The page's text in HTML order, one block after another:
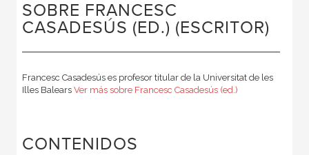
SOBRE FRANCESC
CASADESÚS (ED.) (ESCRITOR)
Francesc Casadesús es profesor ti­tular de la Universitat de les
Illes Balears Ver más sobre Francesc Casadesús (ed.)
CONTENIDOS